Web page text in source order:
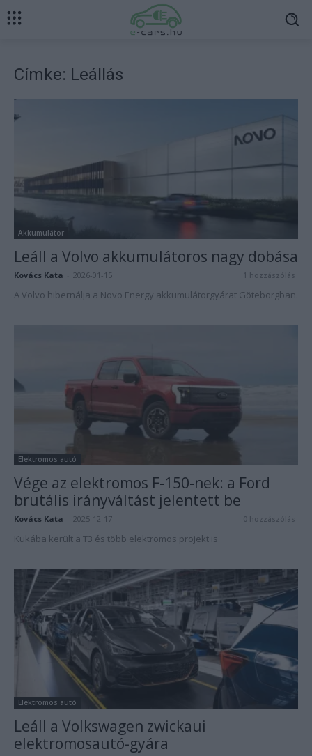
Címke: Leállás
Akkumulátor
Leáll a Volvo akkumulátoros nagy dobása
Kovács Kata 2026-01-15 1 hozzászólás
A Volvo hibernálja a Novo Energy akkumulátorgyárat Göteborgban.
Elektromos autó
Vége az elektromos F-150-nek: a Ford
brutális irányváltást jelentett be
Kovács Kata 2025-12-17 0 hozzászólás
Kukába került a T3 és több elektromos projekt is
Elektromos autó
Leáll a Volkswagen zwickaui
elektromosautó-gyára